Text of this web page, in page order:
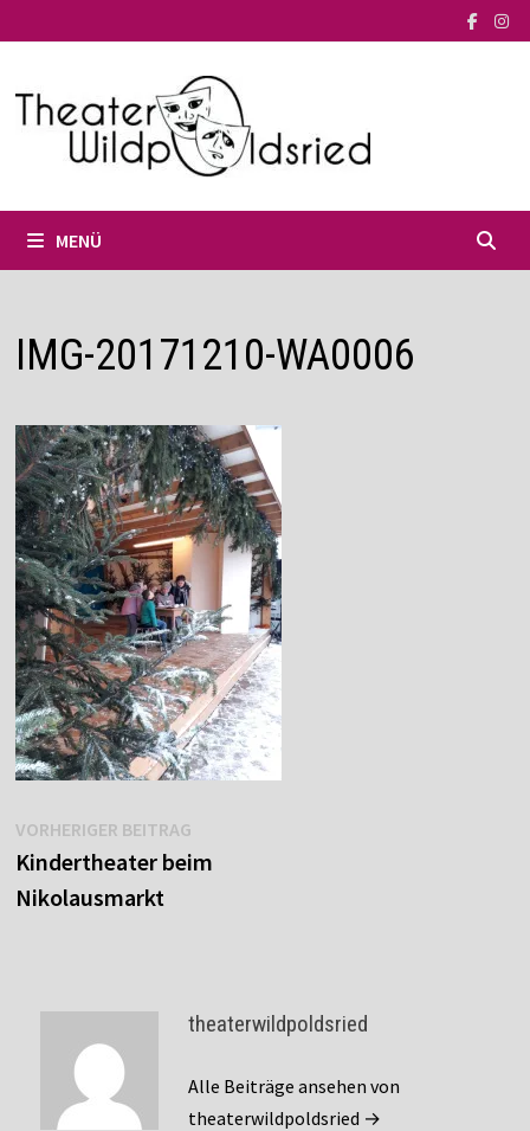
Inhalt
MENÜ
IMG-20171210-WA0006
Beitragsnavigation
VORHERIGER BEITRAGVorheriger
Beitrag:
Kindertheater beim
Nikolausmarkt
theaterwildpoldsried
Alle Beiträge ansehen von
theaterwildpoldsried →